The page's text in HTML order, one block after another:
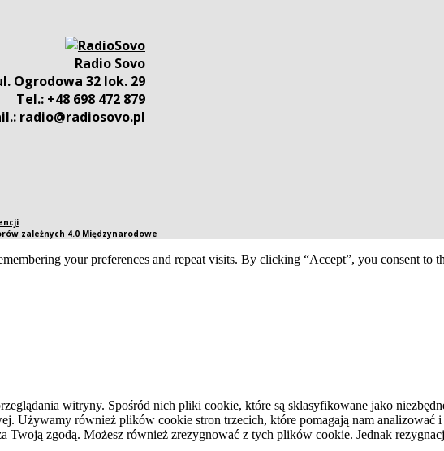
Radio Sovo
Ogrodowa 32 lok. 29
Tel.: +48 698 472 879
radio@radiosovo.pl
zależnych 4.0 Międzynarodowe
your preferences and repeat visits. By clicking “Accept”, you consent to
witryny. Spośród nich pliki cookie, które są sklasyfikowane jako
Używamy również plików cookie stron trzecich, które pomagają nam analizować
zgodą. Możesz również zrezygnować z tych plików cookie. Jednak